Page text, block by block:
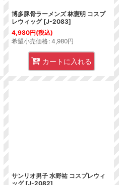
博多豚骨ラーメンズ 林憲明 コスプ
レウィッグ [J-2083]
4,980円(税込)
希望小売価格: 4,980円
カートに入れる
サンリオ男子 水野祐 コスプレウィ
ッグ [J-2082]